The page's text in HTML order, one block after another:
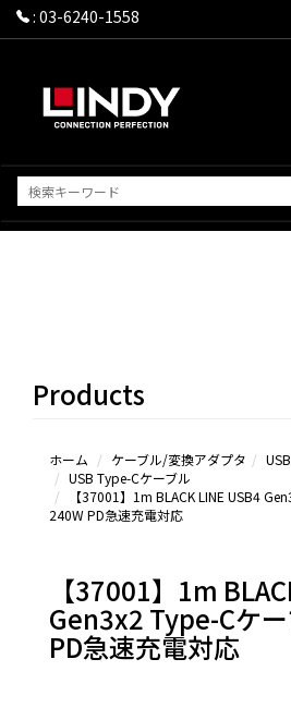
: 03-6240-1558
USB
延長シ
Products
ホーム ケーブル/変換アダプタ
USB Type-Cケーブル
【37001】1m BLACK LINE USB4
240W PD急速充電対応
【37001】1m
Gen3x2 Type-Cケ
PD急速充電対応